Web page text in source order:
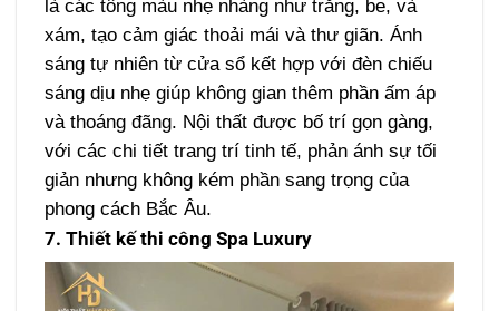
là các tông màu nhẹ nhàng như trắng, be, và
xám, tạo cảm giác thoải mái và thư giãn. Ánh
sáng tự nhiên từ cửa sổ kết hợp với đèn chiếu
sáng dịu nhẹ giúp không gian thêm phần ấm áp
và thoáng đãng. Nội thất được bố trí gọn gàng,
với các chi tiết trang trí tinh tế, phản ánh sự tối
giản nhưng không kém phần sang trọng của
phong cách Bắc Âu.
7. Thiết kế thi công Spa Luxury